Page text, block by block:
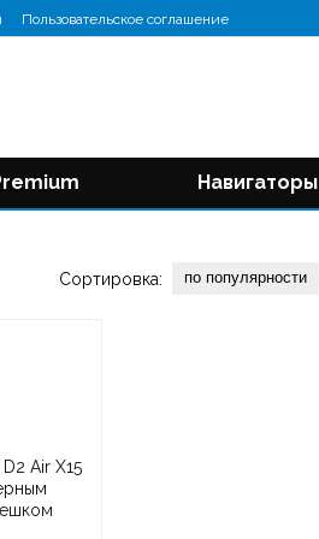
Пользовательское соглашение
Навигаторы
Сортировка: по популярности